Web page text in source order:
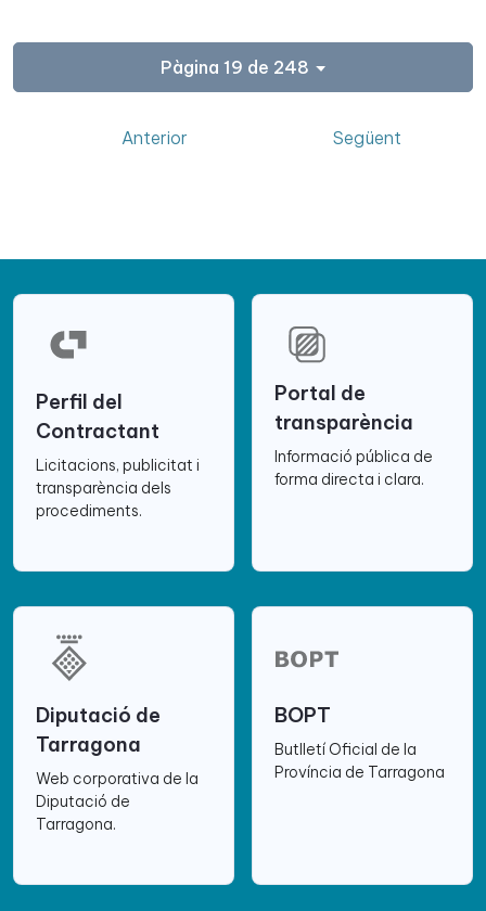
Pàgina 19 de 248
Anterior Següent
Perfil del
Contractant
Licitacions, publicitat i
transparència dels
procediments.
Portal de
transparència
Informació pública de
forma directa i clara.
Diputació de
Tarragona
Web corporativa de la
Diputació de
Tarragona.
BOPT
Butlletí Oficial de la
Província de Tarragona